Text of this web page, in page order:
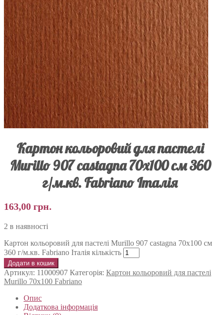
Картон кольоровий для пастелі
Murillo 907 castagna 70х100 см 360
г/м.кв. Fabriano Італія
163,00 грн.
2 в наявності
Картон кольоровий для пастелі Murillo 907 castagna 70х100 см
360 г/м.кв. Fabriano Італія кількість
Додати в кошик
Артикул: 11000907 Категорія: Картон кольоровий для пастелі
Murillo 70х100 Fabriano
Опис
Додаткова інформація